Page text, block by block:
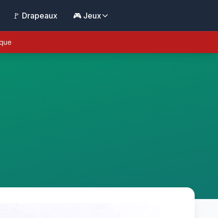
🚩 Drapeaux 🎮 Jeux